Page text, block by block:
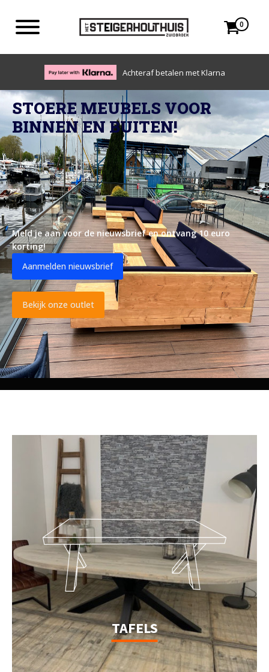
0
Achteraf betalen met Klarna
STOERE MEUBELS VOOR
BINNEN EN BUITEN!
Meld je aan voor de nieuwsbrief en ontvang 10 euro
korting!
Aanmelden nieuwsbrief
Bekijk onze outlet
Stoere robuuste meubelen
voor binnen en buiten.
TAFELS